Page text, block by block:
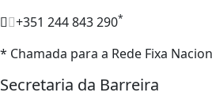
+351 244 843 290*
* Chamada para a Rede Fixa
Secretaria da Barreira